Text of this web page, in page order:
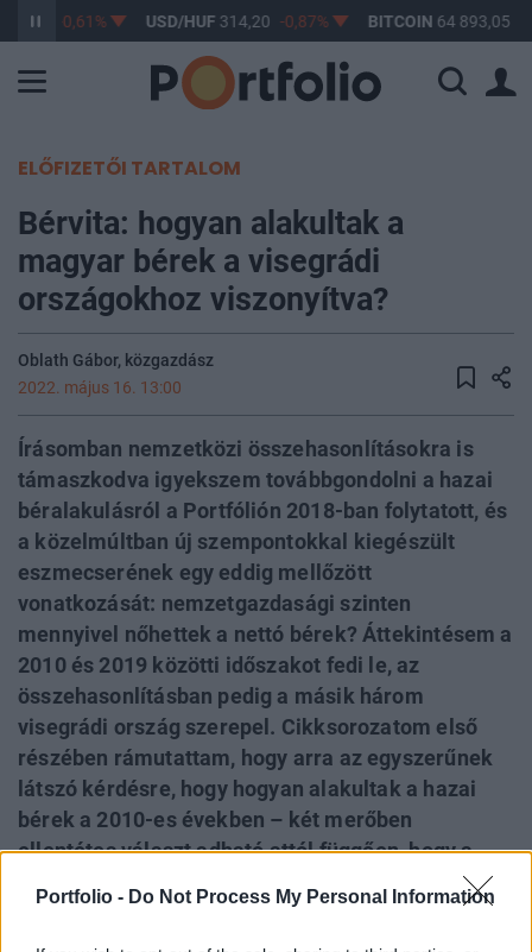
Portfolio - Do Not Process My Personal Information
-0,61% USD/HUF314,20 -0,87% BITCOIN64 893,05
ELŐFIZETŐI TARTALOM
Bérvita: hogyan alakultak a
magyar bérek a visegrádi
országokhoz viszonyítva?
Oblath Gábor, közgazdász
2022. május 16. 13:00
Írásomban nemzetközi összehasonlításokra is
támaszkodva igyekszem továbbgondolni a hazai
béralakulásról a Portfólión 2018-ban folytatott, és
a közelmúltban új szempontokkal kiegészült
eszmecserének egy eddig mellőzött
vonatkozását: nemzetgazdasági szinten
mennyivel nőhettek a nettó bérek? Áttekintésem a
2010 és 2019 közötti időszakot fedi le, az
összehasonlításban pedig a másik három
visegrádi ország szerepel. Cikksorozatom első
részében rámutattam, hogy arra az egyszerűnek
látszó kérdésre, hogy hogyan alakultak a hazai
bérek a 2010-es években – két merőben
ellentétes választ adható attól függően, hogy a
bérekre vonatkozó adatforrások közül melyikre
támaszkodunk. A második részben a fogalmi
tisztázás után arról adok képet, hogy a 2010-es